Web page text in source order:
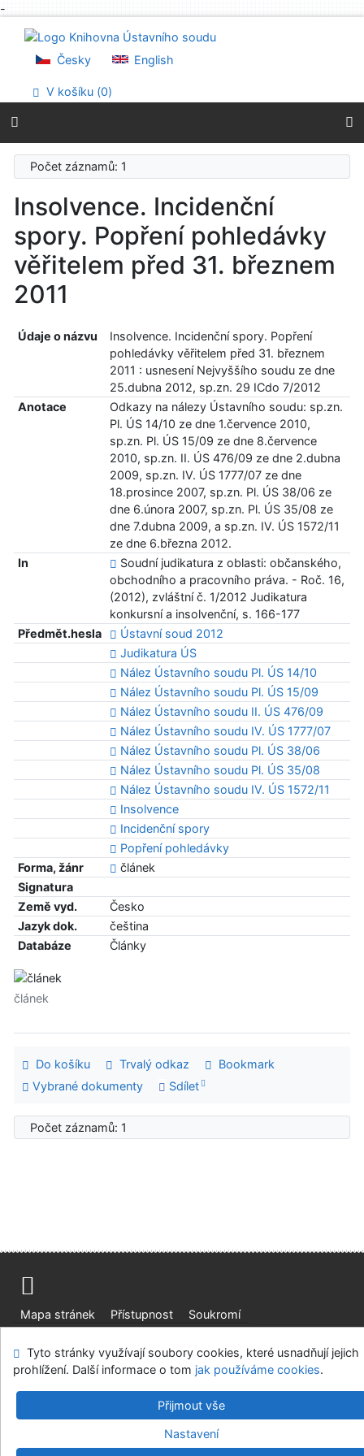
-
Přejít na menu
Prohlášení o webové přístupnosti
Česky English
V košíku (0)
Počet záznamů: 1
Insolvence. Incidenční
spory. Popření pohledávky
věřitelem před 31. březnem
2011
Údaje o názvu
Insolvence. Incidenční spory. Popření
pohledávky věřitelem před 31. březnem
2011 : usnesení Nejvyššího soudu ze dne
25.dubna 2012, sp.zn. 29 ICdo 7/2012
Anotace
Odkazy na nálezy Ústavního soudu: sp.zn.
Pl. ÚS 14/10 ze dne 1.července 2010,
sp.zn. Pl. ÚS 15/09 ze dne 8.července
2010, sp.zn. II. ÚS 476/09 ze dne 2.dubna
2009, sp.zn. IV. ÚS 1777/07 ze dne
18.prosince 2007, sp.zn. Pl. ÚS 38/06 ze
dne 6.února 2007, sp.zn. Pl. ÚS 35/08 ze
dne 7.dubna 2009, a sp.zn. IV. ÚS 1572/11
ze dne 6.března 2012.
In
Soudní judikatura z oblasti: občanského,
obchodního a pracovního práva. - Roč. 16,
(2012), zvláštní č. 1/2012 Judikatura
konkursní a insolvenční, s. 166-177
Předmět.hesla
Ústavní soud 2012
Judikatura ÚS
Nález Ústavního soudu Pl. ÚS 14/10
Nález Ústavního soudu Pl. ÚS 15/09
Nález Ústavního soudu II. ÚS 476/09
Nález Ústavního soudu IV. ÚS 1777/07
Nález Ústavního soudu Pl. ÚS 38/06
Nález Ústavního soudu Pl. ÚS 35/08
Nález Ústavního soudu IV. ÚS 1572/11
Insolvence
Incidenční spory
Popření pohledávky
Forma, žánr
článek
Signatura
Země vyd.
Česko
Jazyk dok.
čeština
Databáze
Články
článek
Do košíku Trvalý odkaz
Bookmark
Vybrané dokumenty
Sdílet
Počet záznamů: 1
Mapa stránek Přístupnost
Soukromí
Ústavní soud, IČO: 48513687, se sídlem Joštova 625/8,
660 83 Brno
©1993-2026IPACv.4.8.63a-Cosmotron Bohemia, s.r.o.
Tyto stránky využívají soubory cookies, které usnadňují jejich
prohlížení. Další informace o tom jak používáme cookies.
Přijmout vše
Nastavení